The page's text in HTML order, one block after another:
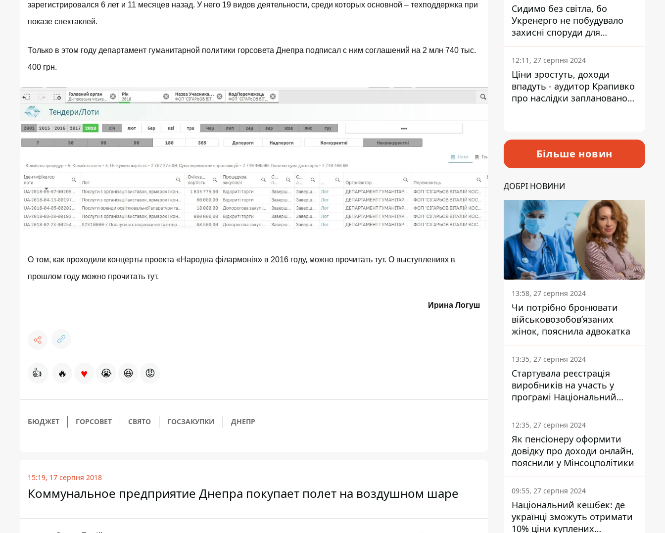
зарегистрировался 6 лет и 11 месяцев назад. У него 19 видов деятельности, среди которых основной – техподдержка при
показе спектаклей.
Только в этом году департамент гуманитарной политики горсовета Днепра подписал с ним соглашений на 2 млн 740 тыс.
400 грн.
О том, как проходили концерты проекта «Народна філармонія» в 2016 году, можно прочитать тут. О выступлениях в
прошлом году можно прочитать тут.
Ирина Логуш
👍 🔥 ♥ 😭 😆 😡
БЮДЖЕТ ГОРСОВЕТ СВЯТО ГОСЗАКУПКИ ДНЕПР
15:19, 17 серпня 2018
Коммунальное предприятие Днепра покупает полет на воздушном шаре
Сидимо без світла, бо
Укренерго не побудувало
захисні споруди для
енергетики - нардеп
Кучеренко
12:11, 27 серпня 2024
Ціни зростуть, доходи
впадуть - аудитор Крапивко
про наслідки запланованого
Більше новин
ДОБРІ НОВИНИ
13:58, 27 серпня 2024
Чи потрібно бронювати
військовозобов’язаних
жінок, пояснила адвокатка
13:35, 27 серпня 2024
Стартувала реєстрація
виробників на участь у
програмі Національний
кешбек: як це зробити
через портал Дія
12:35, 27 серпня 2024
Як пенсіонеру оформити
довідку про доходи онлайн,
пояснили у Мінсоцполітики
09:55, 27 серпня 2024
Національний кешбек: де
українці зможуть отримати
10% ціни куплених